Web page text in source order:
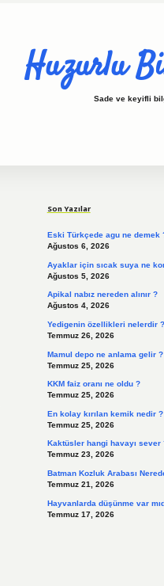
Huzurlu
Sade ve keyifli
Son Yazılar
Eski Türkçede agu ne demek
Ağustos 6, 2026
Ayaklar için sıcak suya ne
Ağustos 5, 2026
Apikal nabız nereden alınır ?
Ağustos 4, 2026
Yedigenin özellikleri nelerdir ?
Temmuz 26, 2026
Mamul depo ne anlama gelir ?
Temmuz 25, 2026
KKM faiz oranı ne oldu ?
Temmuz 25, 2026
En kolay kırılan kemik nedir ?
Temmuz 25, 2026
Kaktüsler hangi havayı sever
Temmuz 23, 2026
Batman Kozluk Arabası
Temmuz 21, 2026
Hayvanlarda düşünme var
Temmuz 17, 2026